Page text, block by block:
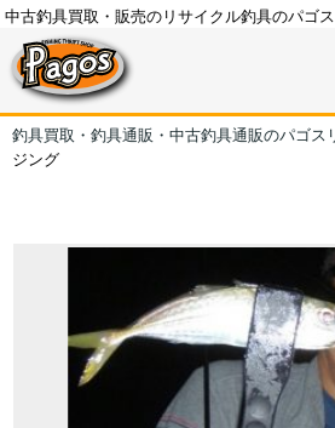
中古釣具買取・販売のリサイクル釣具のパゴス
釣具買取・釣具通販・中古釣具通販のパゴス
ジング